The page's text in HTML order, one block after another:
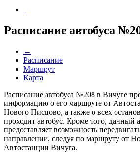
Расписание автобуса
←
Расписание
Маршрут
Карта
Расписание автобуса №208 в Вичуге
информацию о его маршруте от
Нового Писцово, а также о всех
проходит автобус. Кроме того, данный
предоставляет возможность
направлении, следуя по маршруту от
Автостанции Вичуга.